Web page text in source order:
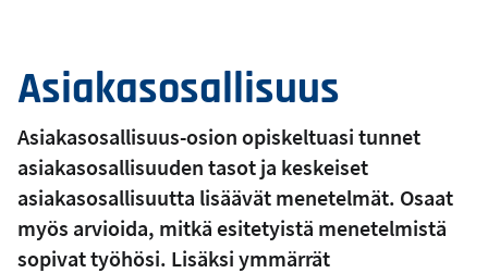
Asiakasosallisuus
Asiakasosallisuus-osion opiskeltuasi tunnet
asiakasosallisuuden tasot ja keskeiset
asiakasosallisuutta lisäävät menetelmät. Osaat
myös arvioida, mitkä esitetyistä menetelmistä
sopivat työhösi. Lisäksi ymmärrät